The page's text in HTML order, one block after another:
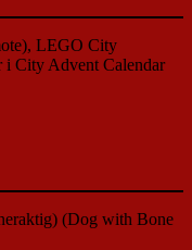
LEGO City
i City Advent Calendar
(Dog with Bone